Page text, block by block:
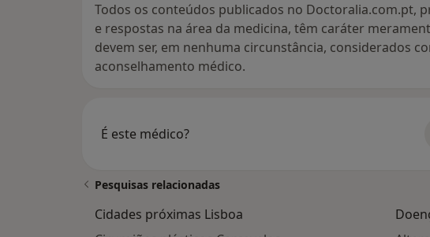
Todos os conteúdos publicados no Doctoralia.com.pt,
e respostas na área da medicina, têm caráter
devem ser, em nenhuma circunstância, considerados
aconselhamento médico.
É este médico?
Pesquisas relacionadas
Cidades próximas Lisboa